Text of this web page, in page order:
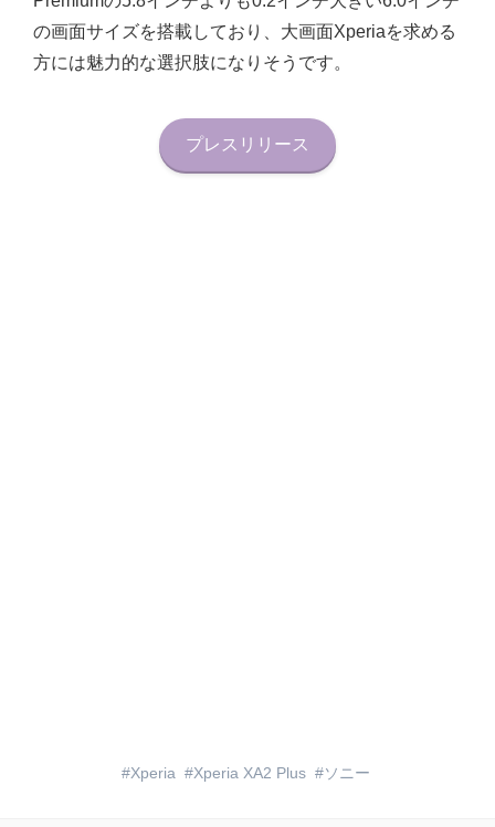
の画面サイズを搭載しており、大画面Xperiaを求める
方には魅力的な選択肢になりそうです。
プレスリリース
Xperia Xperia XA2 Plus ソニー